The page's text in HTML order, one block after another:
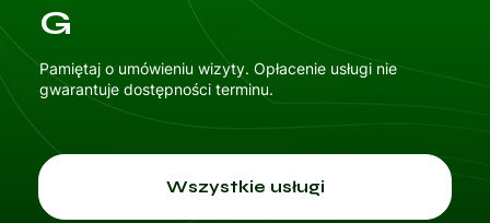
G
Pamiętaj o umówieniu wizyty. Opłacenie usługi nie
gwarantuje dostępności terminu.
Wszystkie usługi